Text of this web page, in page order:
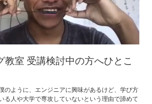
教室 受講検討中の方へひとこ
のように、エンジニアに興味があるけど、学び方
る人や大学で専攻していないという理由で諦めて